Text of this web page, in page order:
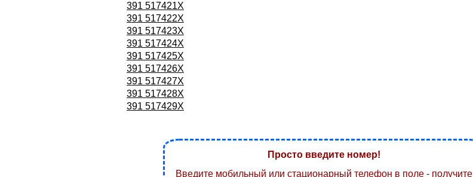
391 517421X
391 517422X
391 517423X
391 517424X
391 517425X
391 517426X
391 517427X
391 517428X
391 517429X
Просто введите номер!
Введите мобильный или стационарный телефон в поле - получите